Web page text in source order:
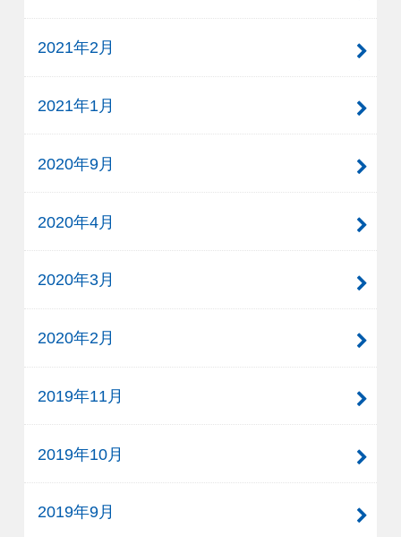
2021年2月
2021年1月
2020年9月
2020年4月
2020年3月
2020年2月
2019年11月
2019年10月
2019年9月